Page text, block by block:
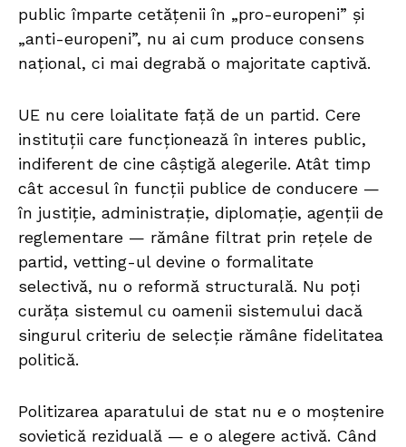
public împarte cetățenii în „pro-europeni” și
„anti-europeni”, nu ai cum produce consens
național, ci mai degrabă o majoritate captivă.
UE nu cere loialitate față de un partid. Cere
instituții care funcționează în interes public,
indiferent de cine câștigă alegerile. Atât timp
cât accesul în funcții publice de conducere —
în justiție, administrație, diplomație, agenții de
reglementare — rămâne filtrat prin rețele de
partid, vetting-ul devine o formalitate
selectivă, nu o reformă structurală. Nu poți
curăța sistemul cu oamenii sistemului dacă
singurul criteriu de selecție rămâne fidelitatea
politică.
Politizarea aparatului de stat nu e o moștenire
sovietică reziduală — e o alegere activă. Când